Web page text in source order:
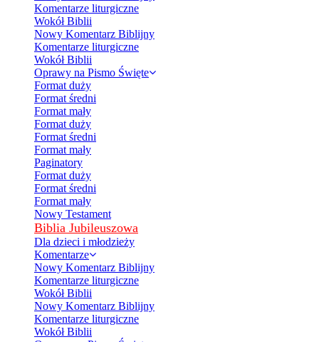
Komentarze liturgiczne
Wokół Biblii
Nowy Komentarz Biblijny
Komentarze liturgiczne
Wokół Biblii
Oprawy na Pismo Święte
Format duży
Format średni
Format mały
Format duży
Format średni
Format mały
Paginatory
Format duży
Format średni
Format mały
Nowy Testament
Biblia Jubileuszowa
Dla dzieci i młodzieży
Komentarze
Nowy Komentarz Biblijny
Komentarze liturgiczne
Wokół Biblii
Nowy Komentarz Biblijny
Komentarze liturgiczne
Wokół Biblii